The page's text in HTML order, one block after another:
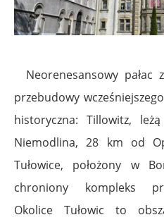
Neorenesansowy pałac
przebudowy
historyczna: Tillowitz,
Niemodlina, 28 km od
Tułowice, położony w
chroniony kompleks
Okolice Tułowic to